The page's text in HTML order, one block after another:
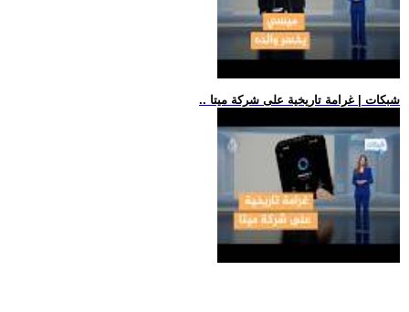
.. شبكات | غرامة تاريخية على شركة ميتا